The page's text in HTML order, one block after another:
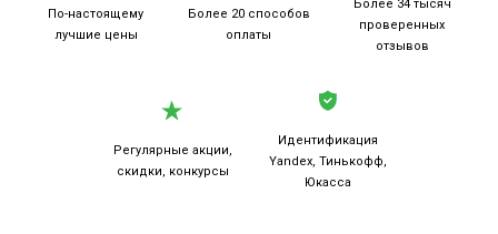
По-настоящему
лучшие цены
Более 20 способов
оплаты
Более 34 тысяч
проверенных
отзывов
Регулярные акции,
скидки, конкурсы
Идентификация
Yandex, Тинькофф,
Юкасса